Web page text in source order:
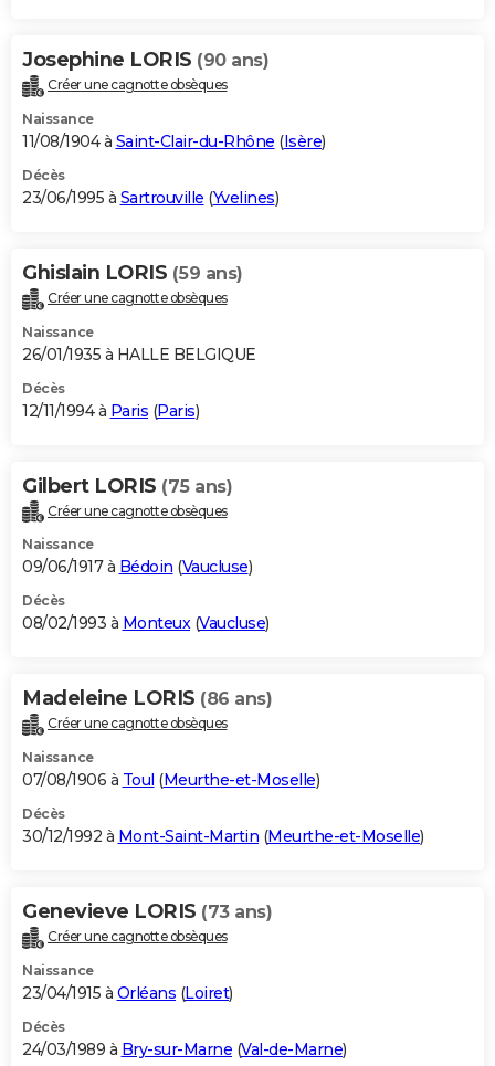
Josephine LORIS (90 ans)
Créer une cagnotte obsèques
Naissance
11/08/1904 à Saint-Clair-du-Rhône (Isère)
Décès
23/06/1995 à Sartrouville (Yvelines)
Ghislain LORIS (59 ans)
Créer une cagnotte obsèques
Naissance
26/01/1935 à HALLE BELGIQUE
Décès
12/11/1994 à Paris (Paris)
Gilbert LORIS (75 ans)
Créer une cagnotte obsèques
Naissance
09/06/1917 à Bédoin (Vaucluse)
Décès
08/02/1993 à Monteux(Vaucluse)
Madeleine LORIS (86 ans)
Créer une cagnotte obsèques
Naissance
07/08/1906 à Toul (Meurthe-et-Moselle)
Décès
30/12/1992 à Mont-Saint-Martin (Meurthe-et-Moselle)
Genevieve LORIS (73 ans)
Créer une cagnotte obsèques
Naissance
23/04/1915 à Orléans (Loiret)
Décès
24/03/1989 à Bry-sur-Marne (Val-de-Marne)